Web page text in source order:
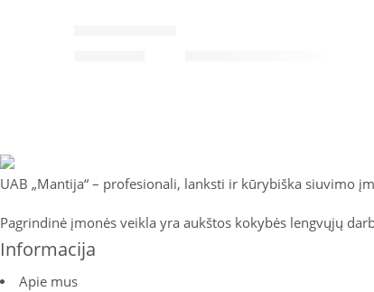
UAB „Mantija“ – profesionali, lanksti ir kūrybiška siuvimo
Pagrindinė įmonės veikla yra aukštos kokybės lengvųjų
Informacija
Apie mus